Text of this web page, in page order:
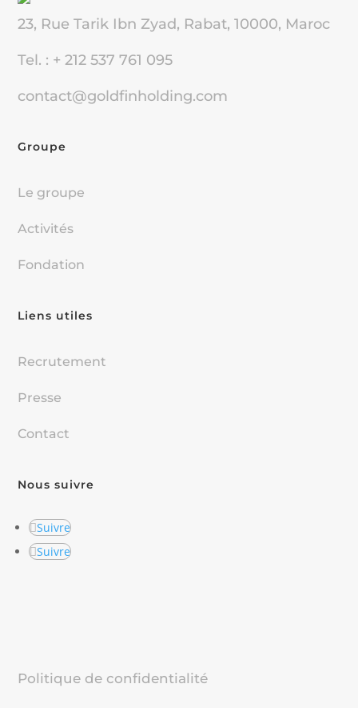
23, Rue Tarik Ibn Zyad, Rabat, 10000, Maroc
Tel. : + 212 537 761 095
contact@goldfinholding.com
Groupe
Le groupe
Activités
Fondation
Liens utiles
Recrutement
Presse
Contact
Nous suivre
Suivre
Suivre
Politique de confidentialité